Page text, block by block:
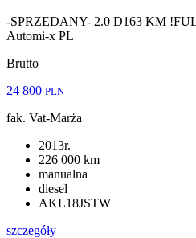
-SPRZEDANY- 2.0 D163 KM
Automi-x PL
Brutto
24 800 PLN
fak. Vat-Marża
2013r.
226 000 km
manualna
diesel
AKL18JSTW
szczegóły